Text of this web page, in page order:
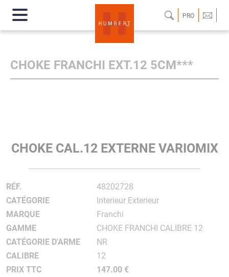
PRO
CHOKE FRANCHI EXT.12 5CM***
CHOKE CAL.12 EXTERNE VARIOMIX
RÉF.
48202728
CATÉGORIE
Interieur Exterieur
MARQUE
Franchi
GAMME
CHOKE FRANCHI CALIBRE 12
CATÉGORIE D'ARME
NR
CALIBRE
12
PRIX TTC
147.00 €